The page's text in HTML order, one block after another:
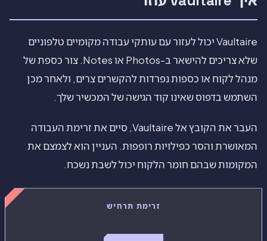
Vaultaire יכול לעזור עם עותקי עבודה מקומיים טלפוניים
שלא צריכים להישאר ב-Photos או Notes. צור כספת של
מנהל לקוח או כספות נפרדות להקשרים צרים, ולאחר מכן
השתמש בדפוס שאינו קוד הגישה של המכשיר שלך.
העבר את הקובץ אל Vaultaire, סיים את זרימת העבודה
המאושרת והסר כפילויות רופפות. העניין הוא לצמצם את
המקומות שבהם חומר הלקוח יכול לשבת נשכח.
זרימת תרחיש